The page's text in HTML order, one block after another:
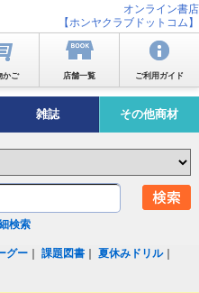
オンライン書店
【ホンヤクラブドットコム】
かご 店舗一覧 ご利用ガイド
雑誌 その他商材
検索
グー ｜課題図書 ｜夏休みドリル｜